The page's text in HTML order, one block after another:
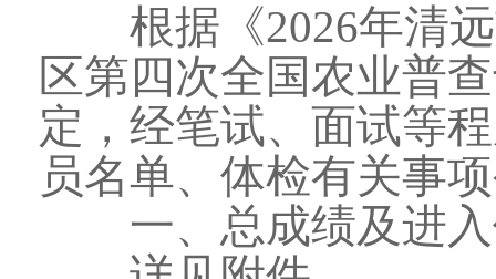
根据《2026年清远
区第四次全国农业普
定，经笔试、面试等
员名单、体检有关事
一、总成绩及进入